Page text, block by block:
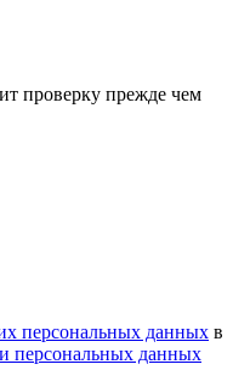
проверку прежде чем
персональных данных в
персональных данных